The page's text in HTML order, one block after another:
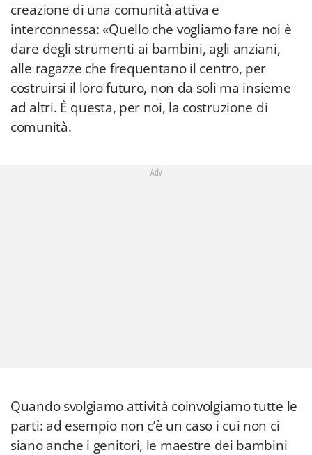
creazione di una comunità attiva e
interconnessa: «Quello che vogliamo fare noi è
dare degli strumenti ai bambini, agli anziani,
alle ragazze che frequentano il centro, per
costruirsi il loro futuro, non da soli ma insieme
ad altri. È questa, per noi, la costruzione di
comunità.
Adv
Quando svolgiamo attività coinvolgiamo tutte le
parti: ad esempio non c’è un caso i cui non ci
siano anche i genitori, le maestre dei bambini